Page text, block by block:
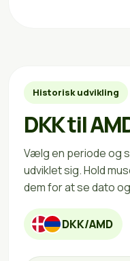
Historisk udvikling
DKK til
Vælg en periode og
udviklet sig. Hold
dem for at se dato
DKK/AMD